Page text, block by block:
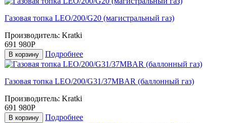
Газовая топка LEO/200/G20 (магистральный газ)
Производитель: Kratki
691 980Р
В корзину Подробнее
Газовая топка LEO/200/G31/37MBAR (баллонный газ)
Производитель: Kratki
691 980Р
В корзину Подробнее